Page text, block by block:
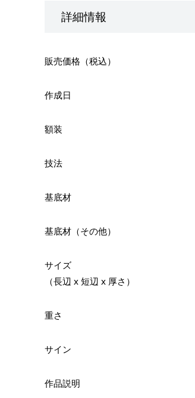
詳細情報
販売価格（税込）
作成日
額装
技法
基底材
基底材（その他）
サイズ
（長辺 x 短辺 x 厚さ）
重さ
サイン
作品説明